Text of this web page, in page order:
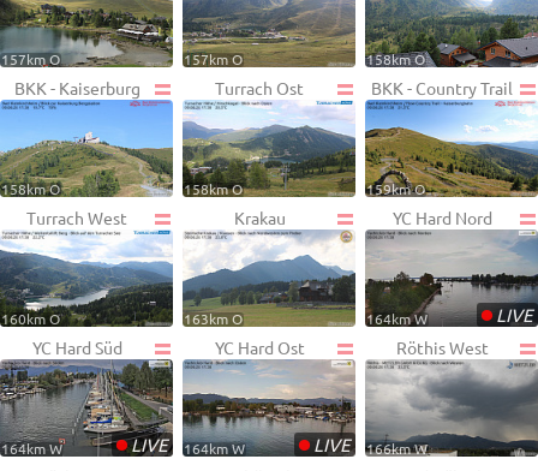
157km O 157km O 158km O
BKK - Kaiserburg
158km O
Turrach Ost
158km O
BKK - Country Trail
159km O
Turrach West
160km O
Krakau
163km O
YC Hard Nord
•LIVE
164km W
YC Hard Süd
•LIVE
164km W
YC Hard Ost
•LIVE
164km W
Röthis West
166km W